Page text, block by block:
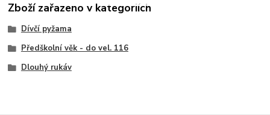
Zboží zařazeno v kategoriích
Dívčí pyžama
Předškolní věk - do vel. 116
Dlouhý rukáv